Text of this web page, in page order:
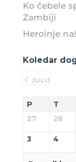
Ko čebele
Zambiji
Heroinje
Koledar
JULIJ
P T
27 28
3 4